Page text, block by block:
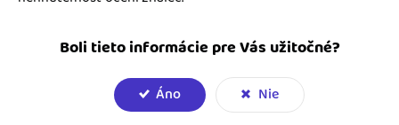
Boli tieto informácie pre Vás užitočné?
Áno Nie